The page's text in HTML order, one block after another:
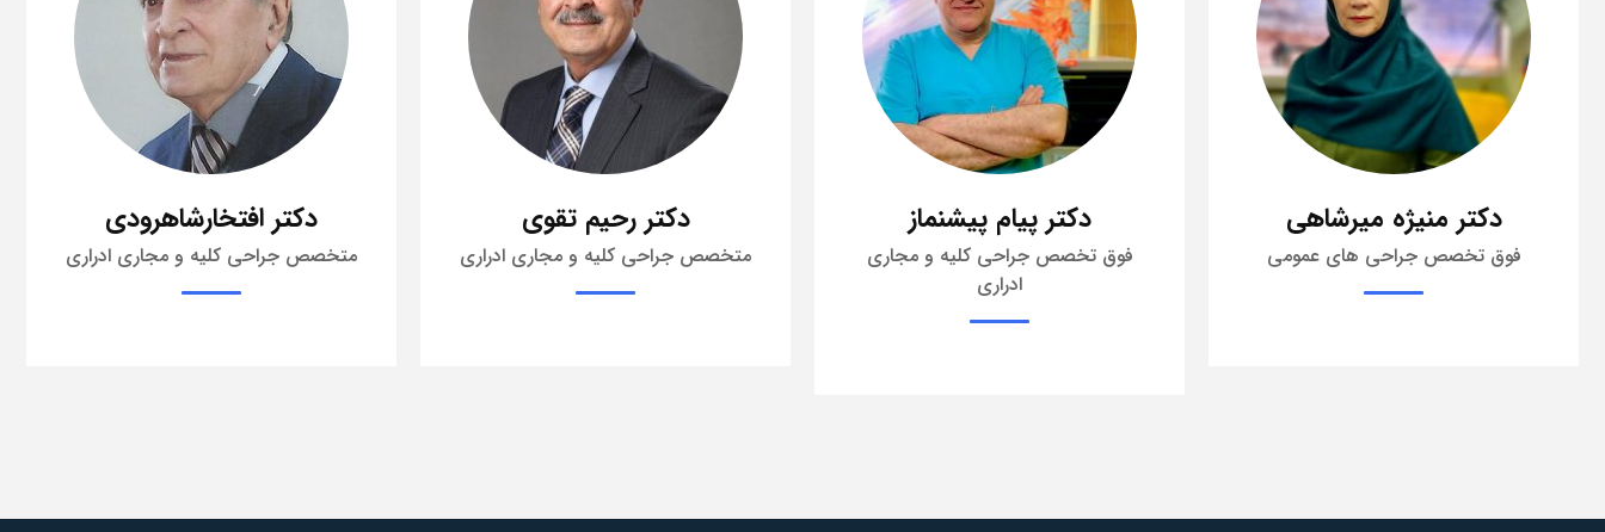
دکتر پیام پیشنماز
فوق تخصص جراحی کلیه و مجاری
ادراری
دکتر رحیم تقوی
متخصص جراحی کلیه و مجاری ادراری
دکتر افتخارشاهرودی
متخصص جراحی کلیه و مجاری ادراری
دکتر محمدرضا تبریزی
متخصص گوش، حلق، بینی